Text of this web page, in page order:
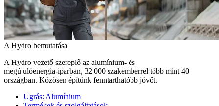
A Hydro bemutatása
A Hydro vezető szereplő az alumínium- és
megújulóenergia‑iparban, 32 000 szakemberrel több mint 40
országban. Közösen építünk fenntarthatóbb jövőt.
Ugrás: Alumínium